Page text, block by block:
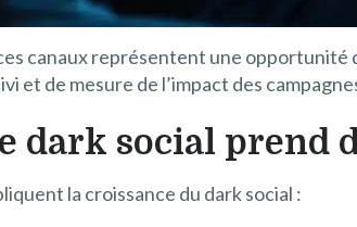
canaux représentent une opportunité
et de mesure de l’impact des
dark social prend
la croissance du dark social :